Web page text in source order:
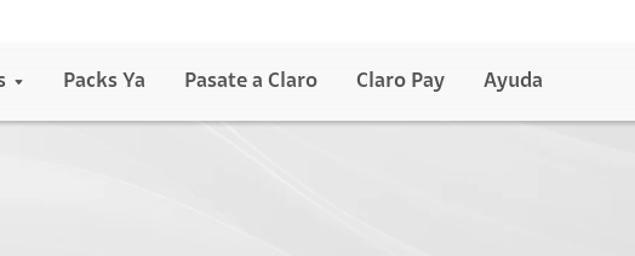
Packs Ya Pasate a Claro Claro Pay Ayuda